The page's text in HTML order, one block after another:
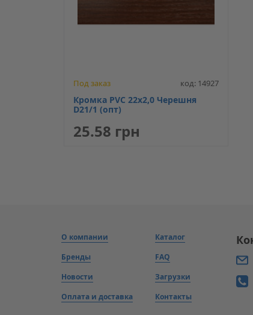
Под заказ код: 14927
Кромка PVC 22х2,0 Черешня
D21/1 (опт)
25.58 грн
О компании
Бренды
Новости
Оплата и доставка
Каталог
FAQ
Загрузки
Контакты